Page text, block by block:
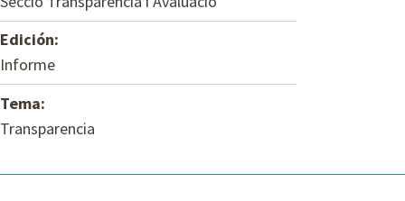
Edición:
Informe
Tema:
Transparencia